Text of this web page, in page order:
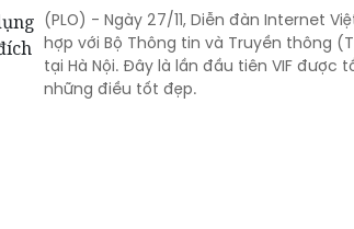
(PLO) - Ngày 27/11, Diễn đàn Internet
hợp với Bộ Thông tin và Truyền thông
tại Hà Nội. Đây là lần đầu tiên VIF
những điều tốt đẹp.